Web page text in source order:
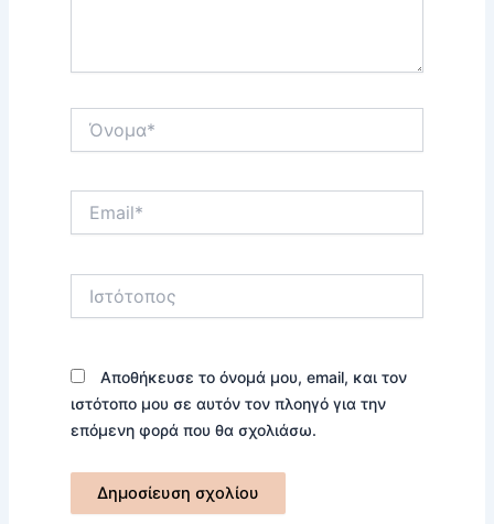
Αποθήκευσε το όνομά μου, email, και τον
ιστότοπο μου σε αυτόν τον πλοηγό για την
επόμενη φορά που θα σχολιάσω.